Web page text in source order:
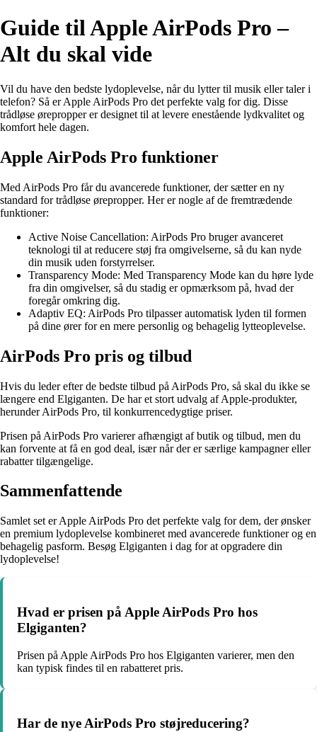
Guide til Apple AirPods Pro –
Alt du skal vide
Vil du have den bedste lydoplevelse, når du lytter til musik eller taler i
telefon? Så er Apple AirPods Pro det perfekte valg for dig. Disse
trådløse ørepropper er designet til at levere enestående lydkvalitet og
komfort hele dagen.
Apple AirPods Pro funktioner
Med AirPods Pro får du avancerede funktioner, der sætter en ny
standard for trådløse ørepropper. Her er nogle af de fremtrædende
funktioner:
Active Noise Cancellation: AirPods Pro bruger avanceret
teknologi til at reducere støj fra omgivelserne, så du kan nyde
din musik uden forstyrrelser.
Transparency Mode: Med Transparency Mode kan du høre lyde
fra din omgivelser, så du stadig er opmærksom på, hvad der
foregår omkring dig.
Adaptiv EQ: AirPods Pro tilpasser automatisk lyden til formen
på dine ører for en mere personlig og behagelig lytteoplevelse.
AirPods Pro pris og tilbud
Hvis du leder efter de bedste tilbud på AirPods Pro, så skal du ikke se
længere end Elgiganten. De har et stort udvalg af Apple-produkter,
herunder AirPods Pro, til konkurrencedygtige priser.
Prisen på AirPods Pro varierer afhængigt af butik og tilbud, men du
kan forvente at få en god deal, især når der er særlige kampagner eller
rabatter tilgængelige.
Sammenfattende
Samlet set er Apple AirPods Pro det perfekte valg for dem, der ønsker
en premium lydoplevelse kombineret med avancerede funktioner og en
behagelig pasform. Besøg Elgiganten i dag for at opgradere din
lydoplevelse!
Hvad er prisen på Apple AirPods Pro hos
Elgiganten?
Prisen på Apple AirPods Pro hos Elgiganten varierer, men den
kan typisk findes til en rabatteret pris.
Har de nye AirPods Pro støjreducering?